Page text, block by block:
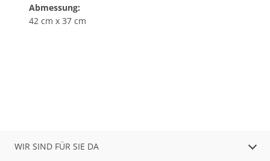
Abmessung:
42 cm x 37 cm
WIR SIND FÜR SIE DA